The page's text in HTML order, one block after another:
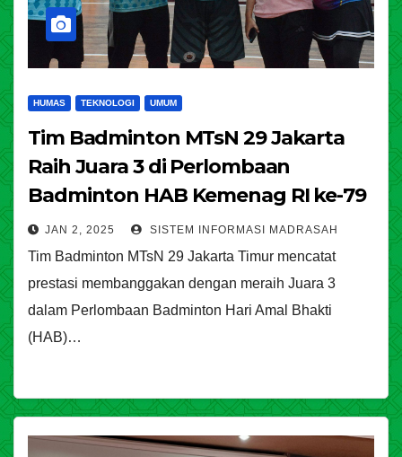
HUMAS TEKNOLOGI UMUM
Tim Badminton MTsN 29 Jakarta
Raih Juara 3 di Perlombaan
Badminton HAB Kemenag RI ke-79
JAN 2, 2025 SISTEM INFORMASI MADRASAH
Tim Badminton MTsN 29 Jakarta Timur mencatat
prestasi membanggakan dengan meraih Juara 3
dalam Perlombaan Badminton Hari Amal Bhakti
(HAB)…